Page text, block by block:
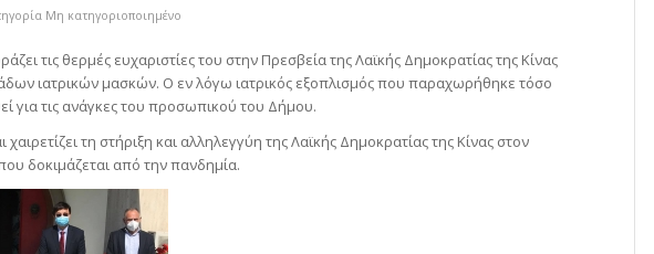
Μη κατηγοριοποιημένο
τις θερμές ευχαριστίες του στην Πρεσβεία της Λαϊκής Δημοκρατίας της Κίνας
ιατρικών μασκών. Ο εν λόγω ιατρικός εξοπλισμός που παραχωρήθηκε τόσο
για τις ανάγκες του προσωπικού του Δήμου.
τη στήριξη και αλληλεγγύη της Λαϊκής Δημοκρατίας της Κίνας στον
δοκιμάζεται από την πανδημία.